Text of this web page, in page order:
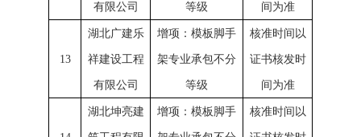
有限公司 等级 间为准
13
湖北广建乐
祥建设工程
有限公司
增项：模板脚手
架专业承包不分
等级
核准时间以
证书核发时
间为准
湖北坤亮建 增项：模板脚手 核准时间以